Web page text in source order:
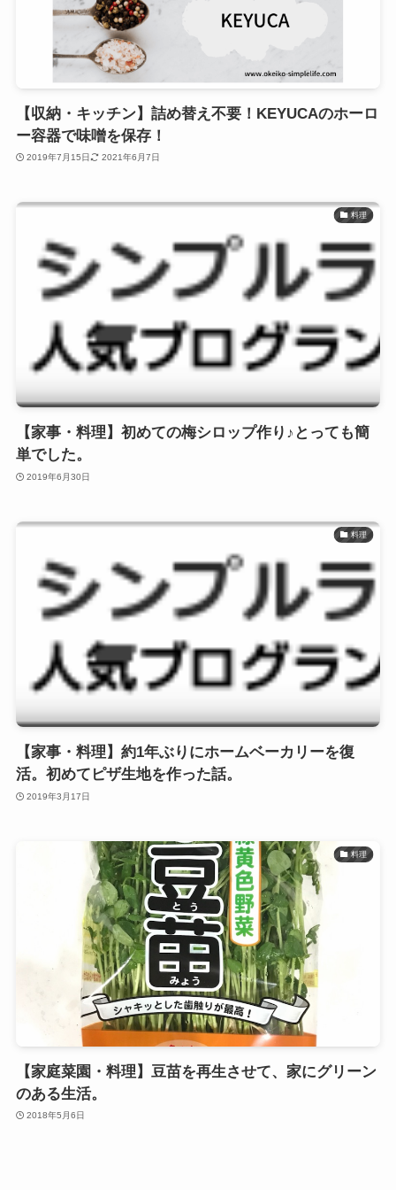
【収納・キッチン】詰め替え不要！KEYUCAのホーロ
ー容器で味噌を保存！
2019年7月15日 2021年6月7日
料理
【家事・料理】初めての梅シロップ作り♪とっても簡
単でした。
2019年6月30日
料理
【家事・料理】約1年ぶりにホームベーカリーを復
活。初めてピザ生地を作った話。
2019年3月17日
料理
【家庭菜園・料理】豆苗を再生させて、家にグリーン
のある生活。
2018年5月6日